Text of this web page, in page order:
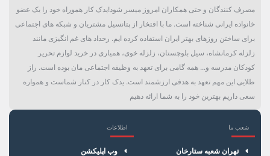
مصرف کنندگان و حتی همکاران امروز میسر شود!یدک کار هموراه خود را یک عضو
خانواده ایرانی شناخته است. ما با افتخار از پتانسیل مشتریان و شبکه های اجتماعی
برای ساختن روزهای بهتر ایران استفاده کرده ایم. رخداد های غم انگیزی مانند
زلزله کرمانشاه، سیل بلوچستان، زلزله خوی، همیاری در خرید لوازم تحریر
کودکان مدرسه و... همه گامی برای تعهد به وظیفه اجتماعی مان بوده است. راز
طلایی این مهم تعهد به هدفی ارزشمند است. یدک کار در کنار شماست و همواره
سعی داریم بهترین خود را به شما ارائه دهیم
شعب ما
تهران شعبه ستارخان
اطلاعات
وب اپلیکشن ×